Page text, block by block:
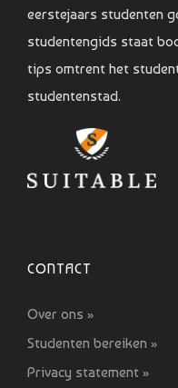
eerstejaars studenten
studentengids staat
tips omtrent het
studentenstad.
CONTACT
Over ons »
Studenten bereiken »
Privacy statement »